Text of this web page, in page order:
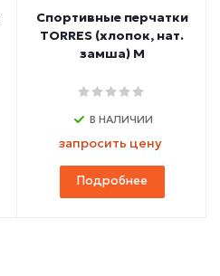
Спортивные перчатки
TORRES (хлопок, нат.
замша) M
В НАЛИЧИИ
запросить цену
Подробнее